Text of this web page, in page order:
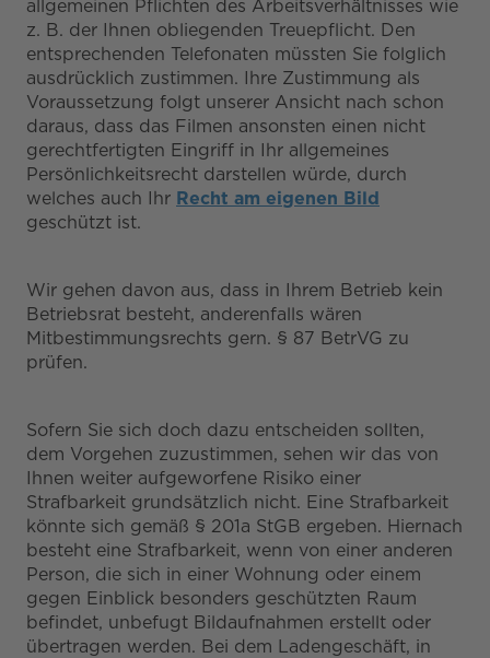
allgemeinen Pflichten des Arbeitsverhältnisses wie
z. B. der Ihnen obliegenden Treuepflicht. Den
entsprechenden Telefonaten müssten Sie folglich
ausdrücklich zustimmen. Ihre Zustimmung als
Voraussetzung folgt unserer Ansicht nach schon
daraus, dass das Filmen ansonsten einen nicht
gerechtfertigten Eingriff in Ihr allgemeines
Persönlichkeitsrecht darstellen würde, durch
welches auch Ihr Recht am eigenen Bild
geschützt ist.
Wir gehen davon aus, dass in Ihrem Betrieb kein
Betriebsrat besteht, anderenfalls wären
Mitbestimmungsrechts gern. § 87 BetrVG zu
prüfen.
Sofern Sie sich doch dazu entscheiden sollten,
dem Vorgehen zuzustimmen, sehen wir das von
Ihnen weiter aufgeworfene Risiko einer
Strafbarkeit grundsätzlich nicht. Eine Strafbarkeit
könnte sich gemäß § 201a StGB ergeben. Hiernach
besteht eine Strafbarkeit, wenn von einer anderen
Person, die sich in einer Wohnung oder einem
gegen Einblick besonders geschützten Raum
befindet, unbefugt Bildaufnahmen erstellt oder
übertragen werden. Bei dem Ladengeschäft, in